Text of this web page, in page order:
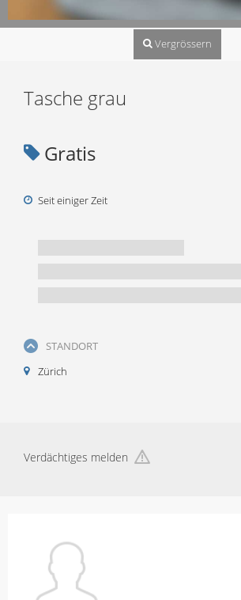
Vergrössern
Tasche grau
Gratis
Seit einiger Zeit
STANDORT
Zürich
Verdächtiges melden